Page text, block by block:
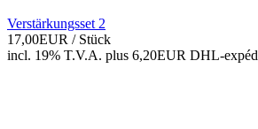
Verstärkungsset 2
17,00EUR / Stück
incl. 19% T.V.A. plus 6,20EUR DHL-